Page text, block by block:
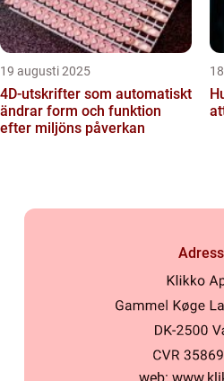
19 augusti 2025
4D-utskrifter som automatiskt
ändrar form och funktion
efter miljöns påverkan
Adress